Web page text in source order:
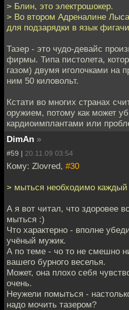
> Блин, это электрошокер.
> Во втором Адреналине
для подзарядки в язык
Тазер - это чудо-девайс
фирмы. Типа пистолета,
газом) двумя иголочками на
ним 50 киловольт.
Кстати во многих странах
оружием, потому как может
кардиоимплантами или
DimAn »
#59 | 20.11.09 03:54
Кому: Zlovred, #30
> мыться необходимо каждый
А я вот читал, что здоровее
мыться :)
Что характерно - вполне
учёный мужик.
А по теме - чо то не смешно
вашего бурного веселья.
Может, она плохо себя
очень.
Неужели помыться -
надо мочить тазером?